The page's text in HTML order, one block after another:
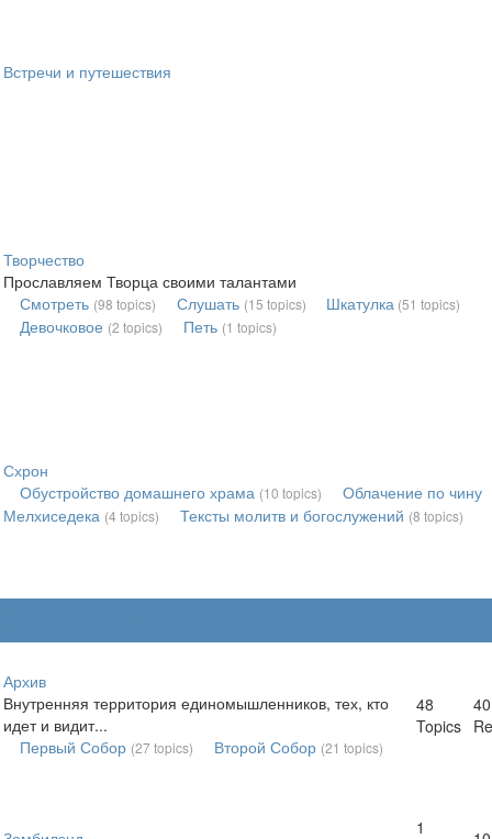
Встречи и путешествия
Творчество
Прославляем Творца своими талантами
Смотреть (98 topics) Слушать (15 topics) Шкатулка (51 topics)
Девочковое (2 topics) Петь (1 topics)
Схрон
Обустройство домашнего храма (10 topics)
Облачение по чину
Мелхиседека (4 topics) Тексты молитв и богослужений (8 topics)
Архив
Внутренняя территория единомышленников, тех, кто
идет и видит...
Первый Собор (27 topics) Второй Собор (21 topics)
48
Topics
1